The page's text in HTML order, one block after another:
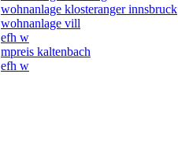
wohnanlage klosteranger innsbruck
wohnanlage vill
efh w
mpreis kaltenbach
efh w